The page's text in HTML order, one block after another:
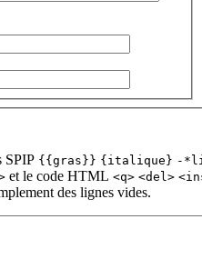
SPIP {{gras}} {italique} -
et le code HTML <q> <del>
des lignes vides.